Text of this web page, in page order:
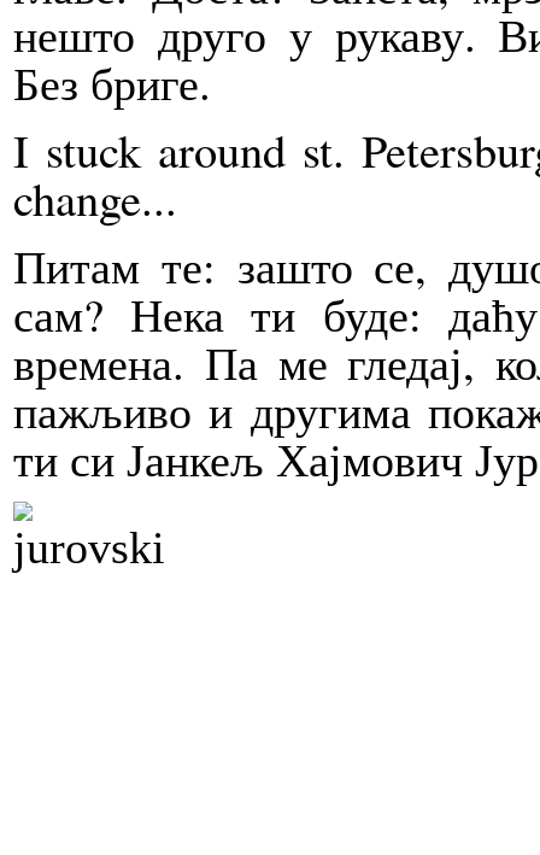
нешто друго у рукаву.
Без бриге.
I stuck around st.
change...
Питам те: зашто се,
сам? Нека ти буде:
времена. Па ме гледај,
пажљиво и другима
ти си Јанкељ Хајмович